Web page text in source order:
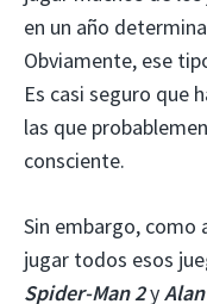
en un año
Obviamente, ese
Es casi seguro que
las que
consciente.
Sin embargo, como
jugar todos esos
Spider-Man 2y